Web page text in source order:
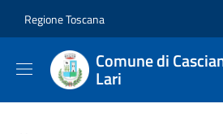
Regione Toscana
Comune di
Lari